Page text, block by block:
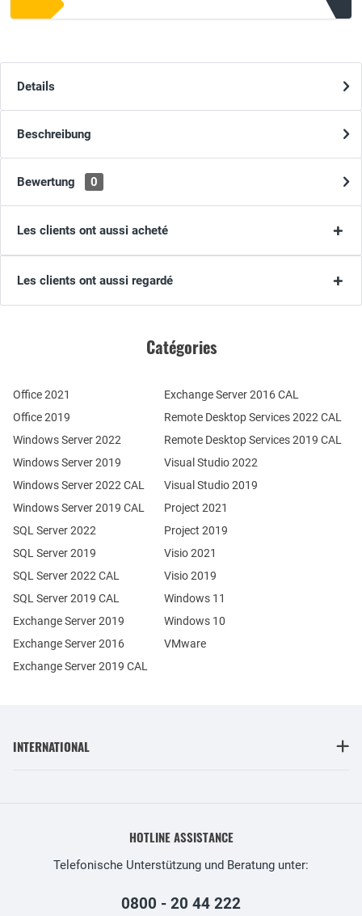
Details
Beschreibung
Bewertung 0
Les clients ont aussi acheté
Les clients ont aussi regardé
Catégories
Office 2021
Office 2019
Windows Server 2022
Windows Server 2019
Exchange Server 2019
Exchange Server 2016
SQL Server 2022
SQL Server 2019
Windows Server 2022 CAL
Windows Server 2019 CAL
SQL Server 2022 CAL
SQL Server 2019 CAL
Remote Desktop Services 2022 CAL
Remote Desktop Services 2019 CAL
Exchange Server 2019 CAL
Exchange Server 2016 CAL
Visual Studio 2022
Visual Studio 2019
Project 2021
Project 2019
Visio 2021
Visio 2019
Windows 11
Windows 10
VMware
INTERNATIONAL
HOTLINE ASSISTANCE
Telefonische Unterstützung und Beratung unter:
0800 - 20 44 222